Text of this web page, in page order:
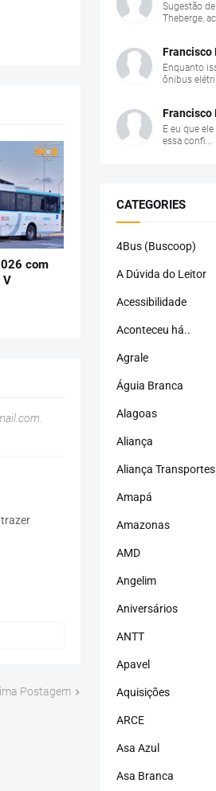
com
V
.
Postagem
Sugestão
Theberge,
Francisco
Enquanto
ônibus
Francisco
E eu que
essa confi...
CATEGORIES
4Bus (Buscoop)
A Dúvida do Leitor
Acessibilidade
Aconteceu há..
Agrale
Águia Branca
Alagoas
Aliança
Aliança Transportes
Amapá
Amazonas
AMD
Angelim
Aniversários
ANTT
Apavel
Aquisições
ARCE
Asa Azul
Asa Branca